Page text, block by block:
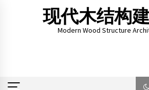
现代木结构
Modern Wood Structure